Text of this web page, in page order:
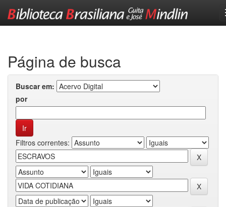
Página de busca
Buscar em:
por
Filtros correntes: